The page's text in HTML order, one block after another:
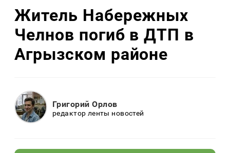
Житель Набережных
Челнов погиб в ДТП в
Агрызском районе
Григорий Орлов
редактор ленты новостей